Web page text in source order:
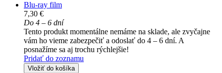
Blu-ray film
7,30 €
Do 4 – 6 dní
Tento produkt momentálne nemáme na sklade, ale zvyčajne
vám ho vieme zabezpečiť a odoslať do 4 – 6 dní. A
posnažíme sa aj trochu rýchlejšie!
Pridať do zoznamu
Vložiť do košíka